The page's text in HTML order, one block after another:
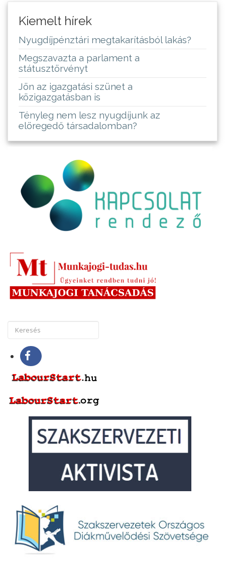
Kiemelt hírek
Nyugdíjpénztári megtakarításból lakás?
Megszavazta a parlament a
státusztörvényt
Jön az igazgatási szünet a
közigazgatásban is
Tényleg nem lesz nyugdíjunk az
elöregedő társadalomban?